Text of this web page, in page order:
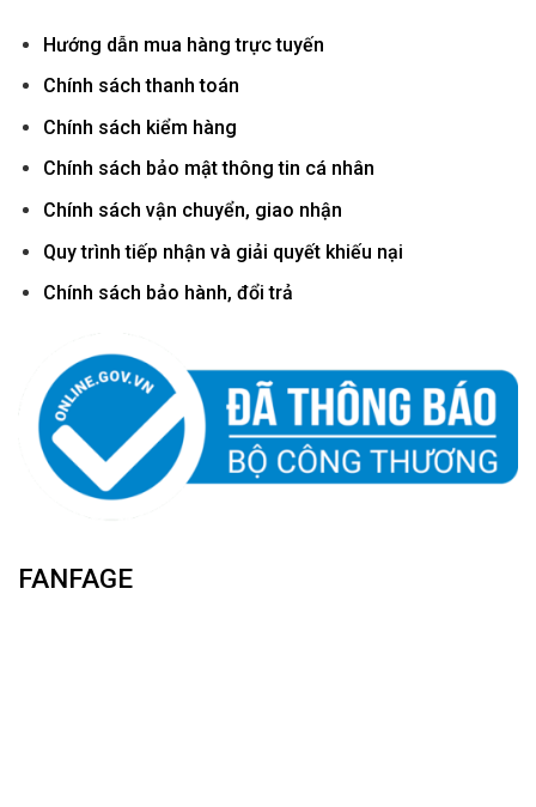
Hướng dẫn mua hàng trực tuyến
Chính sách thanh toán
Chính sách kiểm hàng
Chính sách bảo mật thông tin cá nhân
Chính sách vận chuyển, giao nhận
Quy trình tiếp nhận và giải quyết khiếu nại
Chính sách bảo hành, đổi trả
FANFAGE